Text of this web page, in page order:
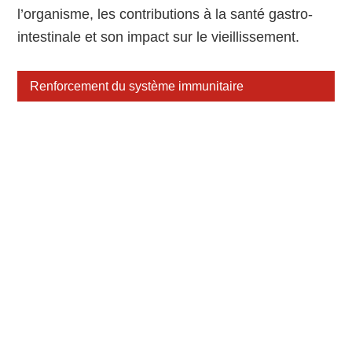
l’organisme, les contributions à la santé gastro-
intestinale et son impact sur le vieillissement.
Renforcement du système immunitaire